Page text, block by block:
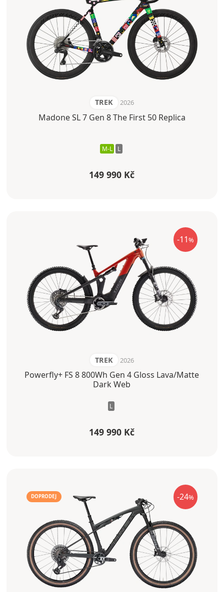
TREK 2026
Madone SL 7 Gen 8 The First 50 Replica
M-L L
149 990 Kč
-11%
TREK 2026
Powerfly+ FS 8 800Wh Gen 4 Gloss Lava/Matte
Dark Web
L
149 990 Kč
-24%
DOPRODEJ